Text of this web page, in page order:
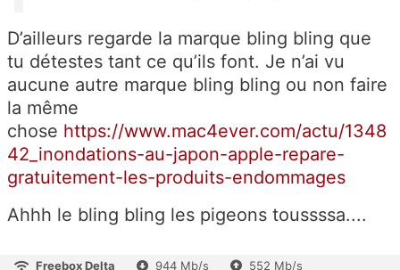
D’ailleurs regarde la marque bling bling que
tu détestes tant ce qu’ils font. Je n’ai vu
aucune autre marque bling bling ou non faire
la même
chose https://www.mac4ever.com/actu/1348
42_inondations-au-japon-apple-repare-
gratuitement-les-produits-endommages
Ahhh le bling bling les pigeons toussssa....
Freebox Delta 944 Mb/s 552 Mb/s